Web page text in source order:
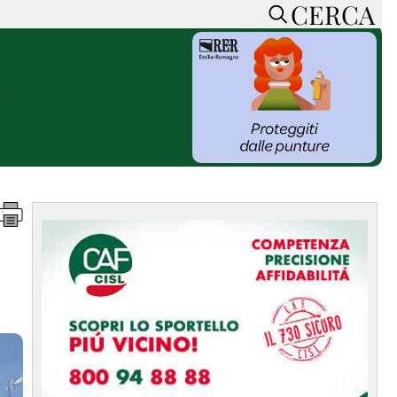
CERCA
ACCEDI o REGISTRATI
SOSTIENI LA PRESSA
CONOSCI LA PRESSA
PRIVACY POLICY
MAPPA DEL SITO
NORMATIVE
DEONTOLOGICHE
CERCA